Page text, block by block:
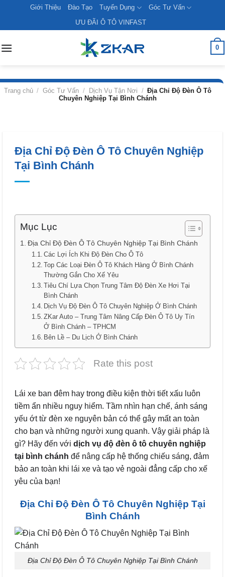
content
Giới Thiệu Đào Tạo Tuyển Dụng
Góc Tư Vấn
ƯU ĐÃI Ô TÔ VINFAST
0
Trang chủ / Góc Tư Vấn / Dịch Vụ Tận Nơi / Địa Chỉ Độ Đèn Ô Tô
Chuyên Nghiệp Tại Bình Chánh
Địa Chỉ Độ Đèn Ô Tô Chuyên Nghiệp
Tại Bình Chánh
Mục Lục
Địa Chỉ Độ Đèn Ô Tô Chuyên Nghiệp Tại Bình Chánh
Các Lợi Ích Khi Độ Đèn Cho Ô Tô
Top Các Loại Đèn Ô Tô Khách Hàng Ở Bình Chánh
Thường Gắn Cho Xế Yêu
Tiêu Chí Lựa Chọn Trung Tâm Độ Đèn Xe Hơi Tại
Bình Chánh
Dịch Vụ Độ Đèn Ô Tô Chuyên Nghiệp Ở Bình Chánh
ZKar Auto – Trung Tâm Nâng Cấp Đèn Ô Tô Uy Tín
Ở Bình Chánh – TPHCM
Bên Lề – Du Lịch Ở Bình Chánh
Rate this post
Lái xe ban đêm hay trong điều kiện thời tiết xấu luôn
tiềm ẩn nhiều nguy hiểm. Tầm nhìn hạn chế, ánh sáng
yếu ớt từ đèn xe nguyên bản có thể gây mất an toàn
cho bạn và những người xung quanh. Vậy giải pháp là
gì? Hãy đến với dịch vụ độ đèn ô tô chuyên nghiệp
tại bình chánh để nâng cấp hệ thống chiếu sáng, đảm
bảo an toàn khi lái xe và tạo vẻ ngoài đẳng cấp cho xế
yêu của bạn!
Địa Chỉ Độ Đèn Ô Tô Chuyên Nghiệp Tại
Bình Chánh
Địa Chỉ Độ Đèn Ô Tô Chuyên Nghiệp Tại Bình Chánh